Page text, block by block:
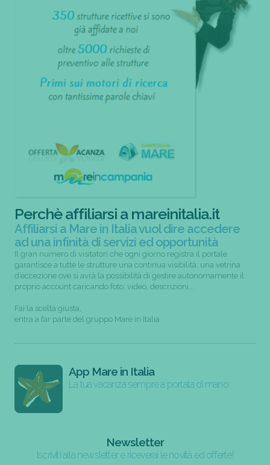
Perchè affiliarsi a mareinitalia.it
Affiliarsi a Mare in Italia vuol dire accedere
ad una infinità di servizi ed opportunità
Il gran numero di visitatori che ogni giorno registra il portale
garantisce a tutte le strutture una continua visibilità; una vetrina
d’eccezione ove si avrà la possibilità di gestire autonomamente il
proprio account caricando foto, video, descrizioni...
Fai la scelta giusta,
entra a far parte del gruppo Mare in Italia
App Mare in Italia
La tua vacanza sempre a portata di mano
Newsletter
Iscriviti alla newsletter e riceverai le novità ed offerte!